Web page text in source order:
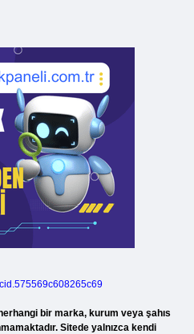
bir marka, kurum veya şahıs
Sitede yalnızca kendi